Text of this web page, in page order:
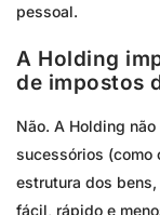
pessoal.
A Holding
de impostos
Não. A Holding
sucessórios (como
estrutura dos
fácil, rápido e